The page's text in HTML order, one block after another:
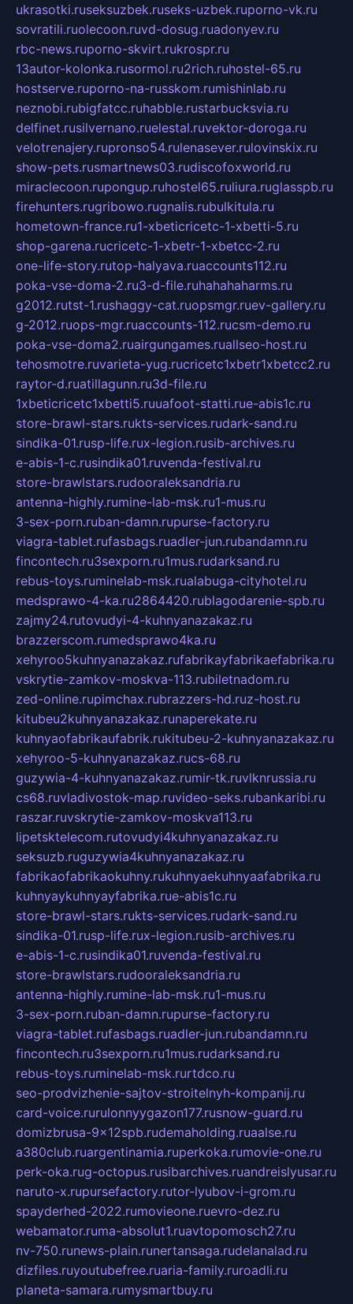
ukrasotki.ruseksuzbek.ruseks-uzbek.ruporno-vk.ru
sovratili.ruolecoon.ruvd-dosug.ruadonyev.ru
rbc-news.ruporno-skvirt.rukrospr.ru
13autor-kolonka.rusormol.ru2rich.ruhostel-65.ru
hostserve.ruporno-na-russkom.rumishinlab.ru
neznobi.rubigfatcc.ruhabble.rustarbucksvia.ru
delfinet.rusilvernano.ruelestal.ruvektor-doroga.ru
velotrenajery.rupronso54.rulenasever.rulovinskix.ru
show-pets.rusmartnews03.rudiscofoxworld.ru
miraclecoon.rupongup.ruhostel65.ruliura.ruglasspb.ru
firehunters.rugribowo.rugnalis.rubulkitula.ru
hometown-france.ru1-xbeticricetc-1-xbetti-5.ru
shop-garena.rucricetc-1-xbetr-1-xbetcc-2.ru
one-life-story.rutop-halyava.ruaccounts112.ru
poka-vse-doma-2.ru3-d-file.ruhahahaharms.ru
g2012.rutst-1.rushaggy-cat.ruopsmgr.ruev-gallery.ru
g-2012.ruops-mgr.ruaccounts-112.rucsm-demo.ru
poka-vse-doma2.ruairgungames.ruallseo-host.ru
tehosmotre.ruvarieta-yug.rucricetc1xbetr1xbetcc2.ru
raytor-d.ruatillagunn.ru3d-file.ru
1xbeticricetc1xbetti5.ruuafoot-statti.rue-abis1c.ru
store-brawl-stars.rukts-services.rudark-sand.ru
sindika-01.rusp-life.rux-legion.rusib-archives.ru
e-abis-1-c.rusindika01.ruvenda-festival.ru
store-brawlstars.rudooraleksandria.ru
antenna-highly.rumine-lab-msk.ru1-mus.ru
3-sex-porn.ruban-damn.rupurse-factory.ru
viagra-tablet.rufasbags.ruadler-jun.rubandamn.ru
fincontech.ru3sexporn.ru1mus.rudarksand.ru
rebus-toys.ruminelab-msk.rualabuga-cityhotel.ru
medsprawo-4-ka.ru2864420.rublagodarenie-spb.ru
zajmy24.rutovudyi-4-kuhnyanazakaz.ru
brazzerscom.rumedsprawo4ka.ru
xehyroo5kuhnyanazakaz.rufabrikayfabrikaefabrika.ru
vskrytie-zamkov-moskva-113.rubiletnadom.ru
zed-online.rupimchax.rubrazzers-hd.ruz-host.ru
kitubeu2kuhnyanazakaz.runaperekate.ru
kuhnyaofabrikaufabrik.rukitubeu-2-kuhnyanazakaz.ru
xehyroo-5-kuhnyanazakaz.rucs-68.ru
guzywia-4-kuhnyanazakaz.rumir-tk.ruvlknrussia.ru
cs68.ruvladivostok-map.ruvideo-seks.rubankaribi.ru
raszar.ruvskrytie-zamkov-moskva113.ru
lipetsktelecom.rutovudyi4kuhnyanazakaz.ru
seksuzb.ruguzywia4kuhnyanazakaz.ru
fabrikaofabrikaokuhny.rukuhnyaekuhnyaafabrika.ru
kuhnyaykuhnyayfabrika.rue-abis1c.ru
store-brawl-stars.rukts-services.rudark-sand.ru
sindika-01.rusp-life.rux-legion.rusib-archives.ru
e-abis-1-c.rusindika01.ruvenda-festival.ru
store-brawlstars.rudooraleksandria.ru
antenna-highly.rumine-lab-msk.ru1-mus.ru
3-sex-porn.ruban-damn.rupurse-factory.ru
viagra-tablet.rufasbags.ruadler-jun.rubandamn.ru
fincontech.ru3sexporn.ru1mus.rudarksand.ru
rebus-toys.ruminelab-msk.rurtdco.ru
seo-prodvizhenie-sajtov-stroitelnyh-kompanij.ru
card-voice.rurulonnyygazon177.rusnow-guard.ru
domizbrusa-9x12spb.rudemaholding.ruaalse.ru
a380club.ruargentinamia.ruperkoka.rumovie-one.ru
perk-oka.rug-octopus.rusibarchives.ruandreislyusar.ru
naruto-x.rupursefactory.rutor-lyubov-i-grom.ru
spayderhed-2022.rumovieone.ruevro-dez.ru
webamator.ruma-absolut1.ruavtopomosch27.ru
nv-750.runews-plain.runertansaga.rudelanalad.ru
dizfiles.ruyoutubefree.ruaria-family.ruroadli.ru
planeta-samara.rumysmartbuy.ru